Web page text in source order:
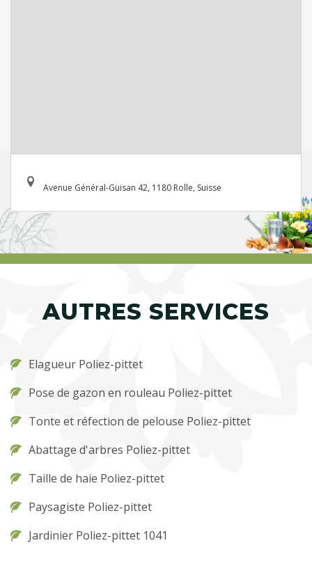
Avenue Général-Guisan 42, 1180 Rolle, Suisse
AUTRES SERVICES
Elagueur Poliez-pittet
Pose de gazon en rouleau Poliez-pittet
Tonte et réfection de pelouse Poliez-pittet
Abattage d'arbres Poliez-pittet
Taille de haie Poliez-pittet
Paysagiste Poliez-pittet
Jardinier Poliez-pittet 1041